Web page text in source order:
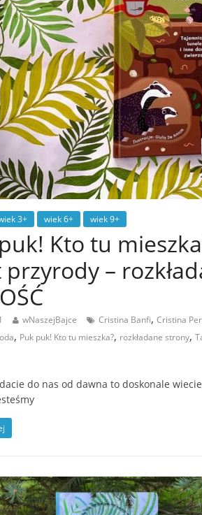
3+ wiek 6+ wiek 9+
Kto tu
przyrody –
wNaszejBajce Cristina Banfi, Cristina
, Puk puk! Kto tu mieszka?, rozkładane strony,
do nas od dawna to doskonale